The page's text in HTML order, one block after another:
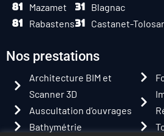
Mazamet
Rabastens
Blagnac
Castanet-
Nos prestations
Architecture BIM et
Scanner 3D
Auscultation d’ouvrages
Bathymétrie